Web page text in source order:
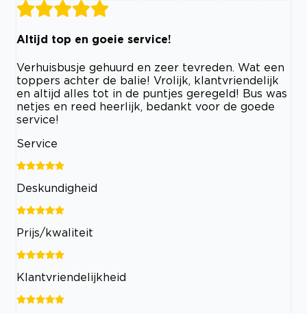
Altijd top en goeie service!
Verhuisbusje gehuurd en zeer tevreden. Wat een
toppers achter de balie! Vrolijk, klantvriendelijk
en altijd alles tot in de puntjes geregeld! Bus was
netjes en reed heerlijk, bedankt voor de goede
service!
Service
Deskundigheid
Prijs/kwaliteit
Klantvriendelijkheid